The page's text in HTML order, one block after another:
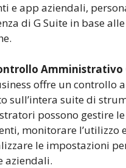
e app aziendali,
di G Suite in base
Amministrativo
offre un controllo
sull’intera suite di
possono gestire
monitorare l’utilizzo
le impostazioni
aziendali.